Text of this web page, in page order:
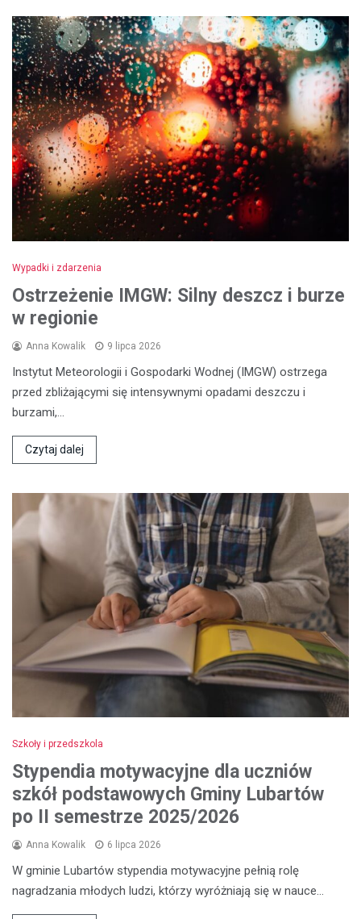
Wypadki i zdarzenia
Ostrzeżenie IMGW: Silny deszcz i burze
w regionie
Anna Kowalik 9 lipca 2026
Instytut Meteorologii i Gospodarki Wodnej (IMGW) ostrzega
przed zbliżającymi się intensywnymi opadami deszczu i
burzami,…
Czytaj dalej
Szkoły i przedszkola
Stypendia motywacyjne dla uczniów
szkół podstawowych Gminy Lubartów
po II semestrze 2025/2026
Anna Kowalik 6 lipca 2026
W gminie Lubartów stypendia motywacyjne pełnią rolę
nagradzania młodych ludzi, którzy wyróżniają się w nauce…